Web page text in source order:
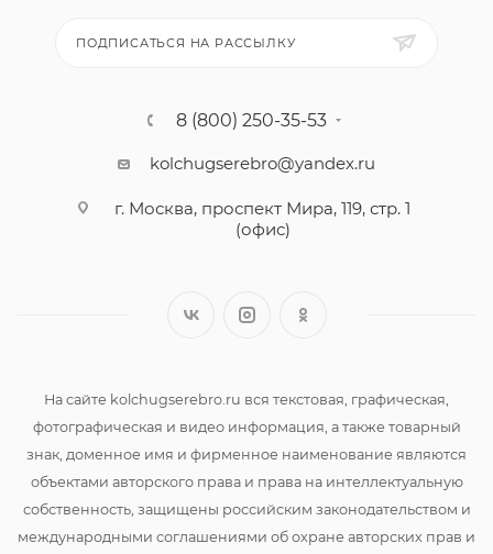
ПОДПИСАТЬСЯ НА РАССЫЛКУ
8 (800) 250-35-53
kolchugserebro@yandex.ru
г. Москва, проспект Мира, 119, стр. 1
(офис)
На сайте kolchugserebro.ru вся текстовая, графическая,
фотографическая и видео информация, а также товарный
знак, доменное имя и фирменное наименование являются
объектами авторского права и права на интеллектуальную
собственность, защищены российским законодательством и
международными соглашениями об охране авторских прав и